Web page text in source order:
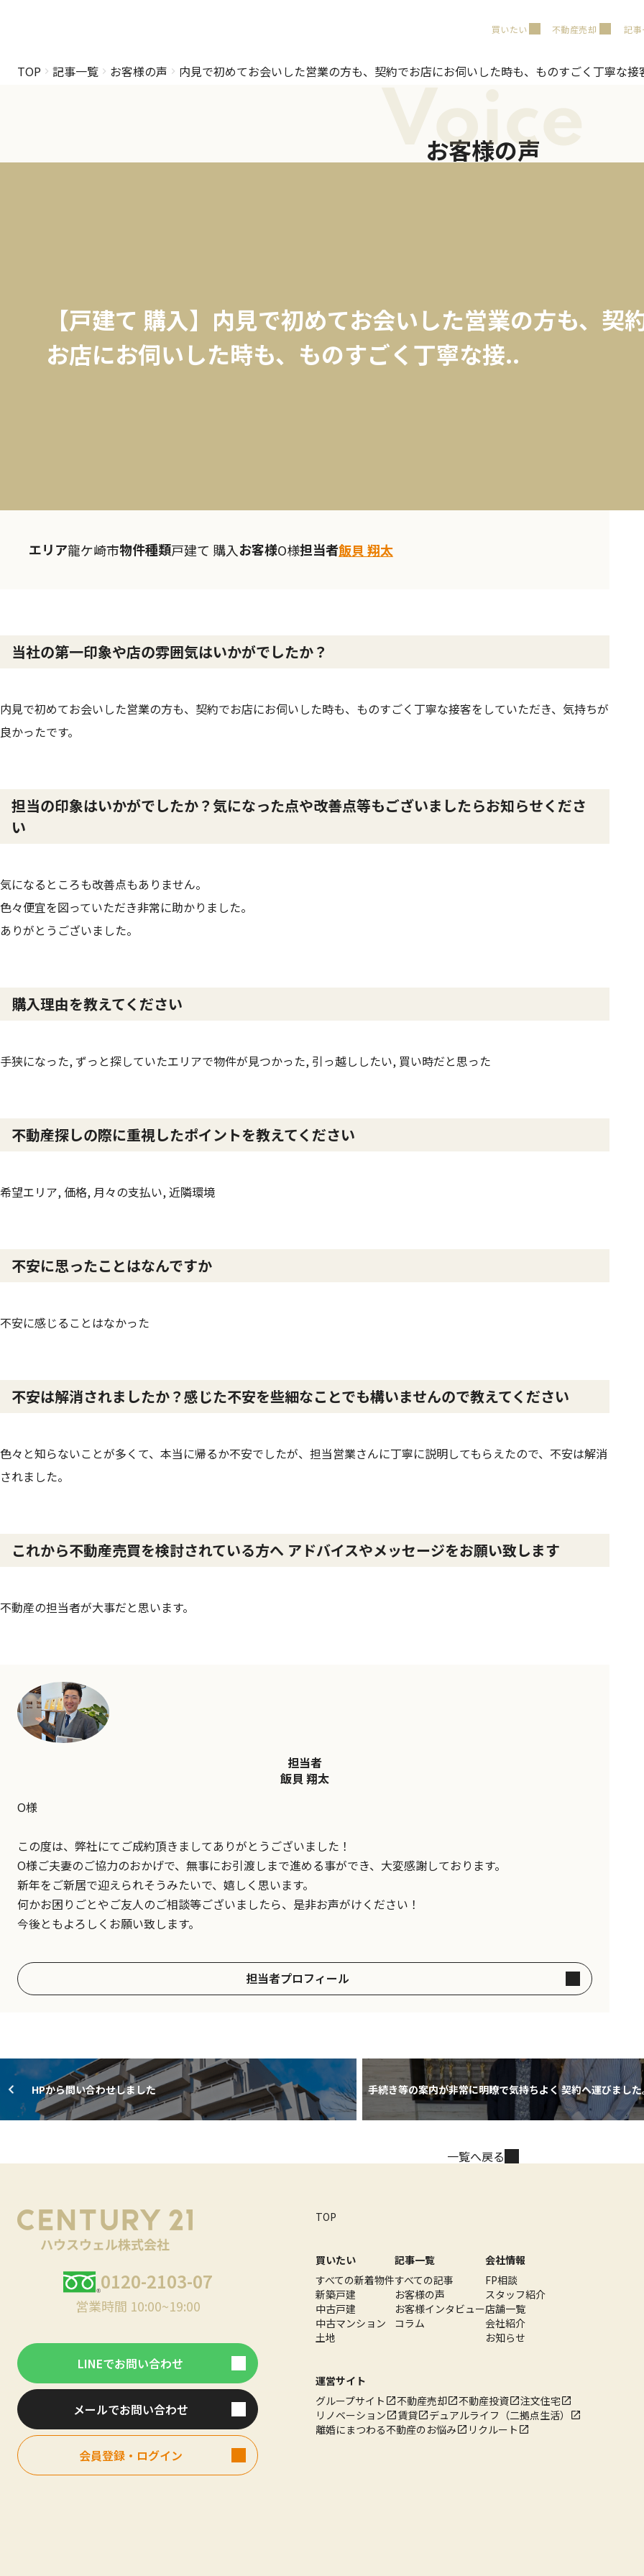
買いたい 不動産売却 記
TOP 記事一覧 お客様の声 内見で初めてお会いした営業の方も、契約でお店にお伺いした時も、ものすごく丁寧な
Voice
お客様の声
【戸建て 購入】内見で初めてお会いした営業の方も、契
お店にお伺いした時も、ものすごく丁寧な接..
エリア龍ケ崎市物件種類戸建て 購入お客様O様担当者飯貝 翔太
当社の第一印象や店の雰囲気はいかがでしたか？
内見で初めてお会いした営業の方も、契約でお店にお伺いした時も、ものすごく丁寧な接客をしていただき、気持ちが
良かったです。
担当の印象はいかがでしたか？気になった点や改善点等もございましたらお知らせくださ
い
気になるところも改善点もありません。
色々便宜を図っていただき非常に助かりました。
ありがとうございました。
購入理由を教えてください
手狭になった, ずっと探していたエリアで物件が見つかった, 引っ越ししたい, 買い時だと思った
不動産探しの際に重視したポイントを教えてください
希望エリア, 価格, 月々の支払い, 近隣環境
不安に思ったことはなんですか
不安に感じることはなかった
不安は解消されましたか？感じた不安を些細なことでも構いませんので教えてください
色々と知らないことが多くて、本当に帰るか不安でしたが、担当営業さんに丁寧に説明してもらえたので、不安は解消
されました。
これから不動産売買を検討されている方へ アドバイスやメッセージをお願い致します
不動産の担当者が大事だと思います。
担当者
飯貝 翔太
O様
この度は、弊社にてご成約頂きましてありがとうございました！
O様ご夫妻のご協力のおかげで、無事にお引渡しまで進める事ができ、大変感謝しております。
新年をご新居で迎えられそうみたいで、嬉しく思います。
何かお困りごとやご友人のご相談等ございましたら、是非お声がけください！
今後ともよろしくお願い致します。
担当者プロフィール
HPから問い合わせしました 手続き等の案内が非常に明瞭で気持ちよく 契約へ運びまし
一覧へ戻る
0120-2103-07
営業時間 10:00~19:00
LINEでお問い合わせ
メールでお問い合わせ
会員登録・ログイン
TOP
買いたい
すべての新着物件
新築戸建
中古戸建
中古マンション
土地
記事一覧
すべての記事
お客様の声
お客様インタビュー
コラム
会社情報
FP相談
スタッフ紹介
店舗一覧
会社紹介
お知らせ
運営サイト
グループサイト
不動産売却 不動産投資
注文住宅
リノベーション
賃貸
デュアルライフ（二拠点生活）
離婚にまつわる不動産のお悩み
リクルート